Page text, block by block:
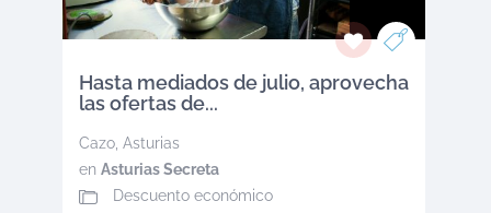
Hasta mediados de julio, aprovecha
las ofertas de...
Cazo, Asturias
en Asturias Secreta
Descuento económico